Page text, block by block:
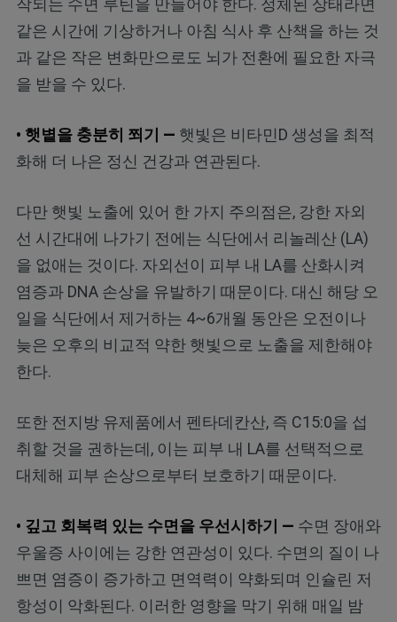
작되는 수면 루틴을 만들어야 한다. 정체된 상태라면
같은 시간에 기상하거나 아침 식사 후 산책을 하는 것
과 같은 작은 변화만으로도 뇌가 전환에 필요한 자극
을 받을 수 있다.
• 햇볕을 충분히 쬐기 — 햇빛은 비타민D 생성을 최적
화해 더 나은 정신 건강과 연관된다.
다만 햇빛 노출에 있어 한 가지 주의점은, 강한 자외
선 시간대에 나가기 전에는 식단에서 리놀레산 (LA)
을 없애는 것이다. 자외선이 피부 내 LA를 산화시켜
염증과 DNA 손상을 유발하기 때문이다. 대신 해당 오
일을 식단에서 제거하는 4~6개월 동안은 오전이나
늦은 오후의 비교적 약한 햇빛으로 노출을 제한해야
한다.
또한 전지방 유제품에서 펜타데칸산, 즉 C15:0을 섭
취할 것을 권하는데, 이는 피부 내 LA를 선택적으로
대체해 피부 손상으로부터 보호하기 때문이다.
• 깊고 회복력 있는 수면을 우선시하기 — 수면 장애와
우울증 사이에는 강한 연관성이 있다. 수면의 질이 나
쁘면 염증이 증가하고 면역력이 약화되며 인슐린 저
항성이 악화된다. 이러한 영향을 막기 위해 매일 밤